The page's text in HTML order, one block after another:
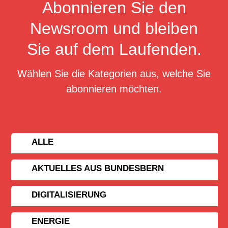
Abonnieren Sie den
Newsroom und bleiben
Sie auf dem Laufenden.
Wählen Sie die Kategorien aus, welche Sie
abonnieren möchten.
ALLE
AKTUELLES AUS BUNDESBERN
DIGITALISIERUNG
ENERGIE